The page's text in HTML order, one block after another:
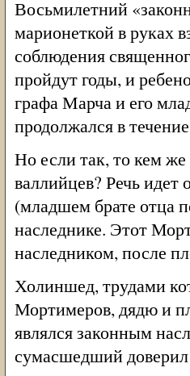
Восьмилетний
марионеткой в руках
соблюдения
пройдут годы, и
графа Марча и его
продолжался в
Но если так, то кем
валлийцев? Речь
(младшем брате отца
наследнике. Этот
наследником, после
Холиншед, трудами
Мортимеров, дядю и
являлся законным
сумасшедший